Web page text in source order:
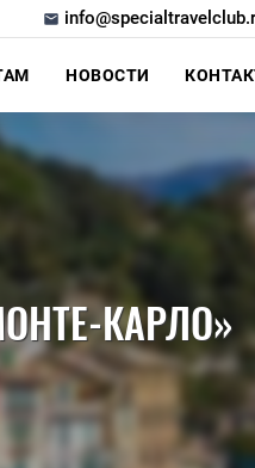
НОВОСТИ
КАРЛО»